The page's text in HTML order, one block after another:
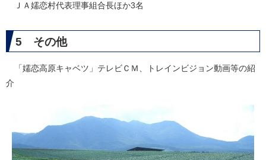
ＪＡ嬬恋村代表理事組合長ほか3名
5 その他
「嬬恋高原キャベツ」テレビＣＭ、トレインビジョン動画等の紹
介